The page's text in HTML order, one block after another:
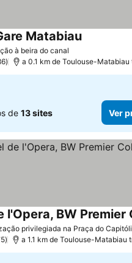
à beira do canal
Matabiau
a 0.1 km de Toulouse-Matabiau
de 13 sites Ver
privilegiada na Praça do
a 1.1 km de Toulouse-Matabiau